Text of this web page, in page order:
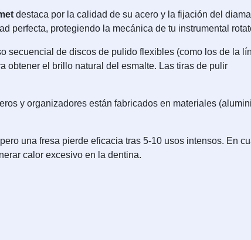
destaca por la calidad de su acero y la fijación del
perfecta, protegiendo la mecánica de tu instrumental
secuencial de discos de pulido flexibles (como los de la
obtener el brillo natural del esmalte. Las tiras de pulir
y organizadores están fabricados en materiales
una fresa pierde eficacia tras 5-10 usos intensos. En
calor excesivo en la dentina.